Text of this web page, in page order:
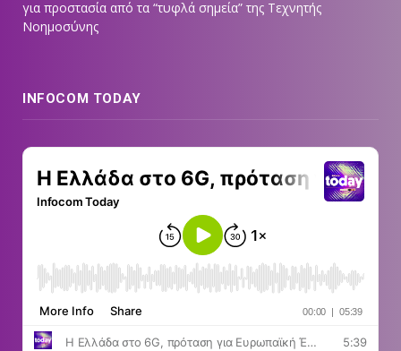
για προστασία από τα “τυφλά σημεία” της Τεχνητής
Νοημοσύνης
INFOCOM TODAY